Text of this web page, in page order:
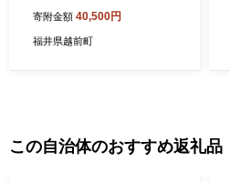
井県産【米 コメ kome 3ヶ月
連続 計15キロ 精米 白米 便
寄附金額 40,500円
福井県越前町
この自治体のおすすめ返礼品